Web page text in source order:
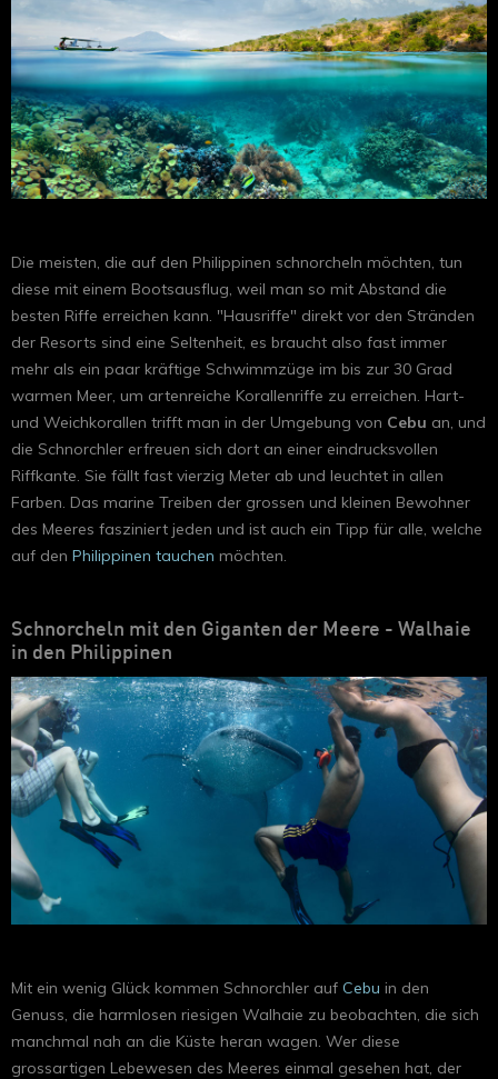
Die meisten, die auf den Philippinen schnorcheln möchten, tun
diese mit einem Bootsausflug, weil man so mit Abstand die
besten Riffe erreichen kann. "Hausriffe" direkt vor den Stränden
der Resorts sind eine Seltenheit, es braucht also fast immer
mehr als ein paar kräftige Schwimmzüge im bis zur 30 Grad
warmen Meer, um artenreiche Korallenriffe zu erreichen. Hart-
und Weichkorallen trifft man in der Umgebung von Cebu an, und
die Schnorchler erfreuen sich dort an einer eindrucksvollen
Riffkante. Sie fällt fast vierzig Meter ab und leuchtet in allen
Farben. Das marine Treiben der grossen und kleinen Bewohner
des Meeres fasziniert jeden und ist auch ein Tipp für alle, welche
auf den Philippinen tauchen möchten.
Schnorcheln mit den Giganten der Meere - Walhaie
in den Philippinen
Mit ein wenig Glück kommen Schnorchler auf Cebu in den
Genuss, die harmlosen riesigen Walhaie zu beobachten, die sich
manchmal nah an die Küste heran wagen. Wer diese
grossartigen Lebewesen des Meeres einmal gesehen hat, der